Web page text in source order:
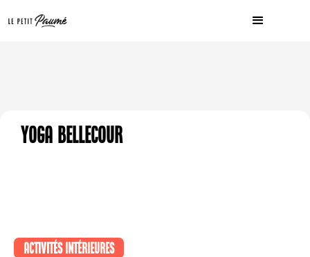
Yoga Bellecour
Activités intérieures